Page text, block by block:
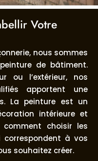
Votre
nous sommes
de bâtiment.
ou l’extérieur, nos
apportent une
La peinture est un
intérieure et
choisir les
à vos
souhaitez créer.